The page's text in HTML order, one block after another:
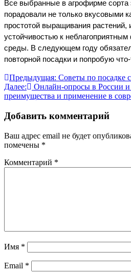
Все выбранные в агрофирме сорта
порадовали не только вкусовыми
простотой выращивания растений,
устойчивостью к
среды. В следующем году
повторной посадки и попробую
Навигация
по
Предыдущая: Советы по посадке
Далее:
Онлайн-опросы в России
преимущества и применение в
Добавить комментарий
Ваш адрес email не будет
помечены *
Комментарий *
Имя *
Email *